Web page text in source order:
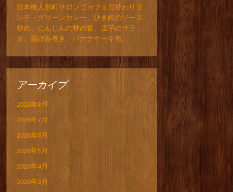
日本橋人形町サロンゴカフェ日替わりラ
ンチ・グリーンカレー、ひき肉のソース
炒め、にんじんの炒め物、里芋のサラ
ダ、揚げ春巻き、バナナケーキ他
アーカイブ
2026年8月
2026年7月
2026年6月
2026年5月
2026年4月
2026年3月